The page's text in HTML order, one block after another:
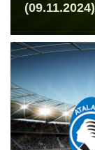
(09.11.2024)